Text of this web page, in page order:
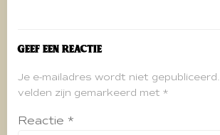
Geef een reactie
Je e-mailadres wordt niet gepubliceerd.
velden zijn gemarkeerd met *
Reactie *